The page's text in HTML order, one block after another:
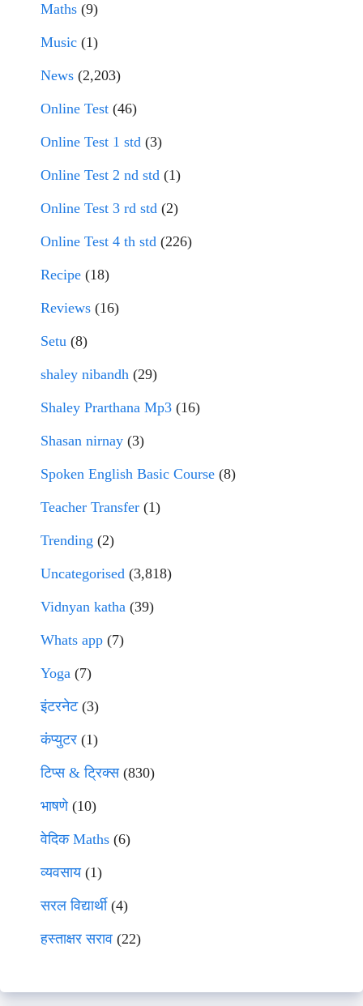
Maths (9)
Music (1)
News (2,203)
Online Test (46)
Online Test 1 std (3)
Online Test 2 nd std (1)
Online Test 3 rd std (2)
Online Test 4 th std (226)
Recipe (18)
Reviews (16)
Setu (8)
shaley nibandh (29)
Shaley Prarthana Mp3 (16)
Shasan nirnay (3)
Spoken English Basic Course (8)
Teacher Transfer (1)
Trending (2)
Uncategorised (3,818)
Vidnyan katha (39)
Whats app (7)
Yoga (7)
इंटरनेट(3)
कंप्युटर (1)
टिप्स & ट्रिक्स(830)
भाषणे(10)
वेदिक Maths (6)
व्यवसाय(1)
सरल विद्यार्थी(4)
हस्ताक्षर सराव (22)